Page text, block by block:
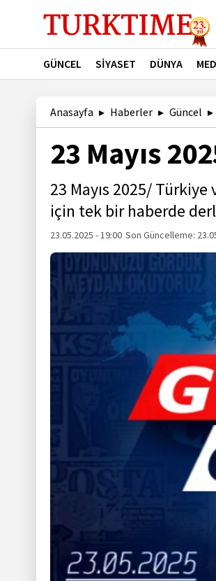
GÜNCEL SİYASET DÜNYA
Anasayfa Haberler Güncel
23 Mayıs
23 Mayıs 2025/
için tek bir haberde
23.05.2025 - 19:00 Son Güncelleme: